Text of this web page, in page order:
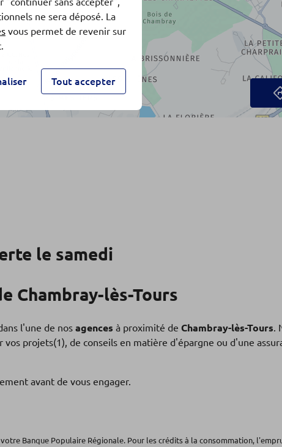
le samedi
Chambray-lès-Tours
l'une de nos agences à proximité de Chambray-lès-Tours.
projets(1), de conseils en matière d'épargne ou d'une
avant de vous engager.
Banque Populaire Régionale. Pour les crédits à la consommation,
ne sera déposé. La
vous permet de revenir sur
Tout accepter